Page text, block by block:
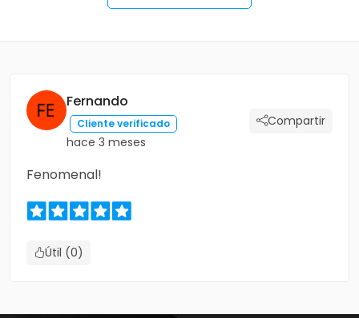
Fernando
Cliente verificado
hace 3 meses
Compartir
Fenomenal!
Útil (0)